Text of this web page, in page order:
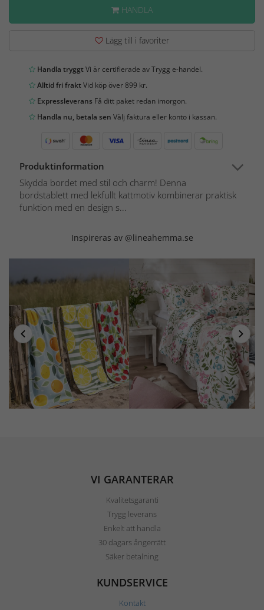
HANDLA
Lägg till i favoriter
Handla tryggtVi är certifierade av Trygg e-handel.
Alltid fri fraktVid köp över 899 kr.
Expressleverans Få ditt paket redan imorgon.
Handla nu, betala sen Välj faktura eller konto i kassan.
Produktinformation
Skydda bordet med stil och charm! Denna
bordstablett med lekfullt kattmotiv kombinerar praktisk
funktion med en design s...
Inspireras av @lineahemma.se
VI GARANTERAR
Kvalitetsgaranti
Trygg leverans
Enkelt att handla
30 dagars ångerrätt
Säker betalning
KUNDSERVICE
Kontakt